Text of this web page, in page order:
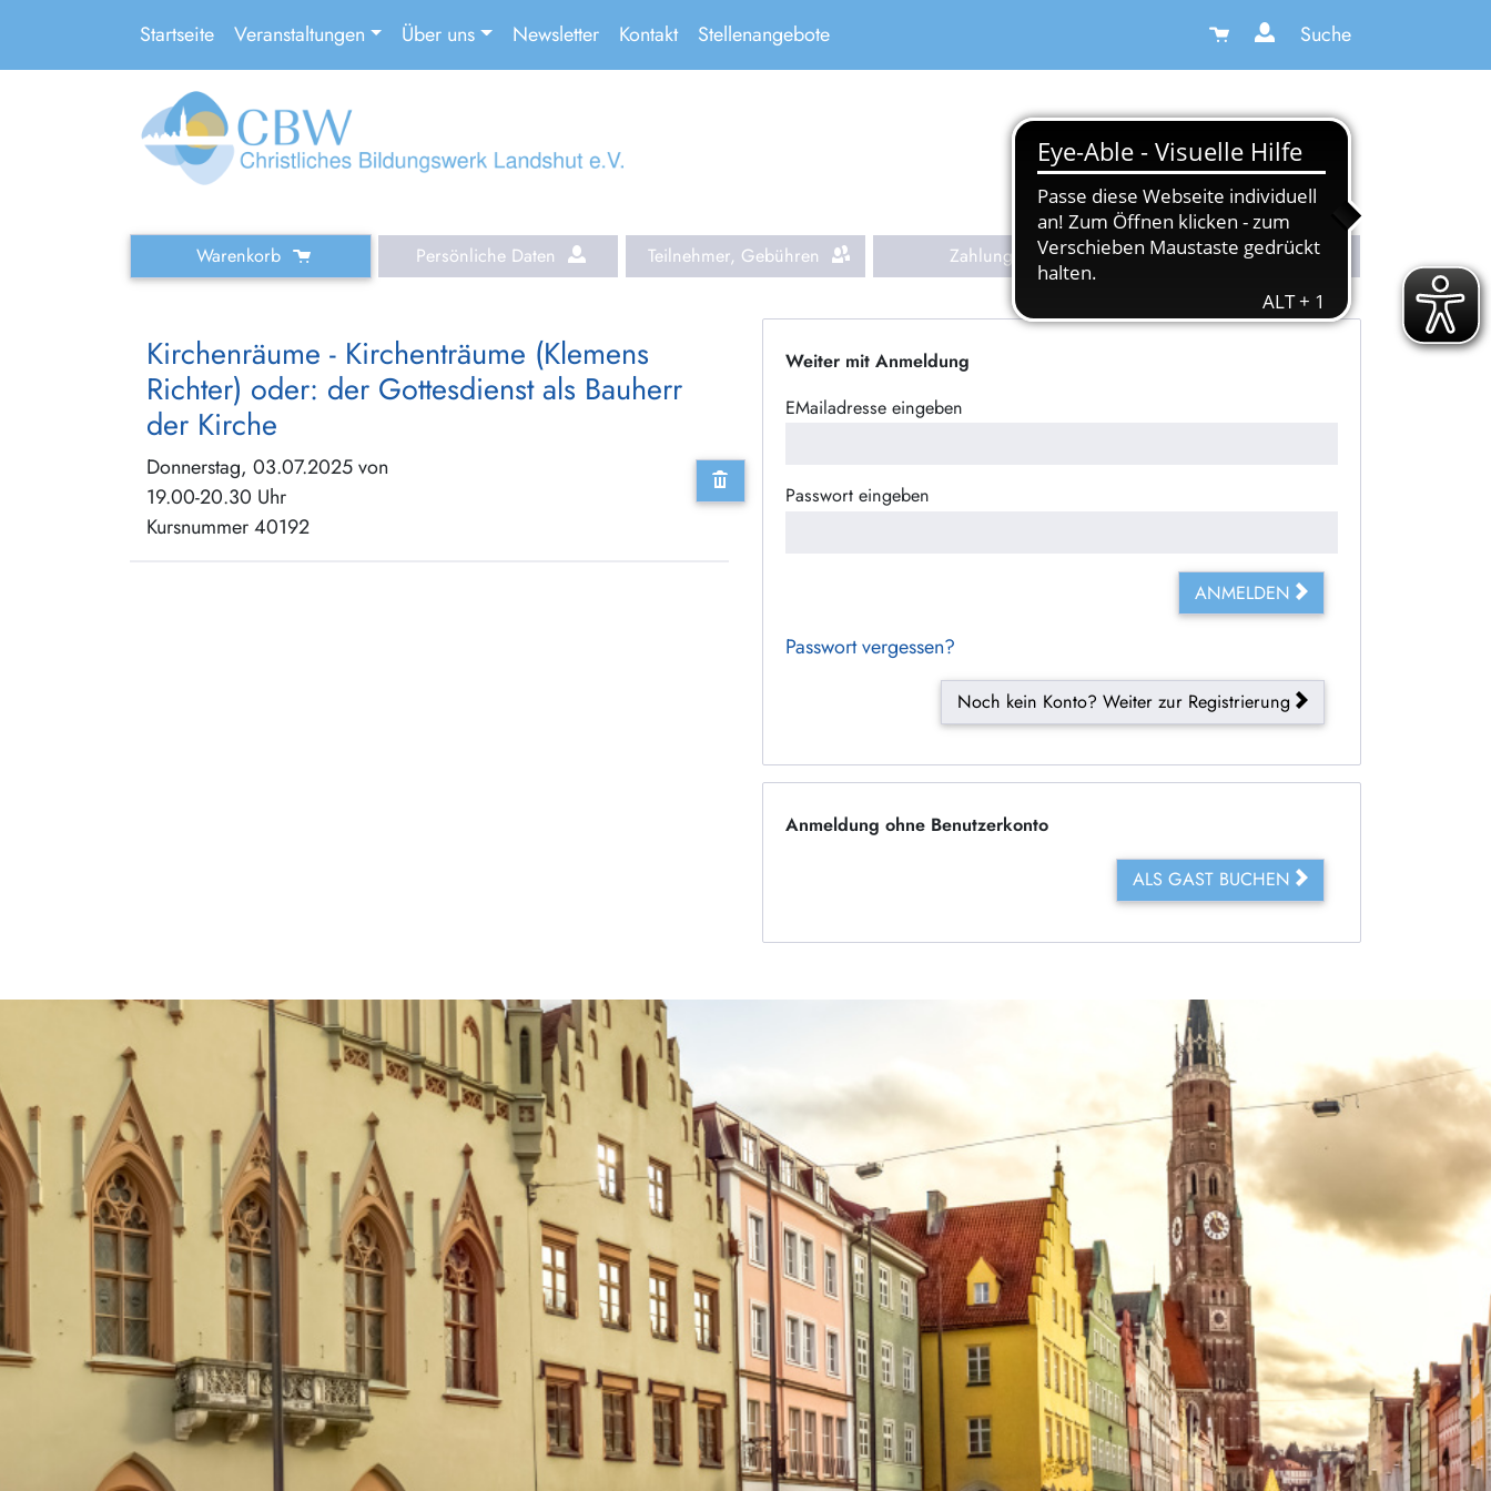
Startseite Veranstaltungen Über uns Newsletter Kontakt Stellenangebote Suche
Warenkorb Persönliche Daten Teilnehmer, Gebühren Zahlung Senden
Kirchenräume - Kirchenträume (Klemens
Richter) oder: der Gottesdienst als Bauherr
der Kirche
Donnerstag, 03.07.2025 von
19.00-20.30 Uhr
Kursnummer 40192
Weiter mit Anmeldung
EMailadresse eingeben
Passwort eingeben
ANMELDEN
Passwort vergessen?
Noch kein Konto? Weiter zur Registrierung
Anmeldung ohne Benutzerkonto
ALS GAST BUCHEN